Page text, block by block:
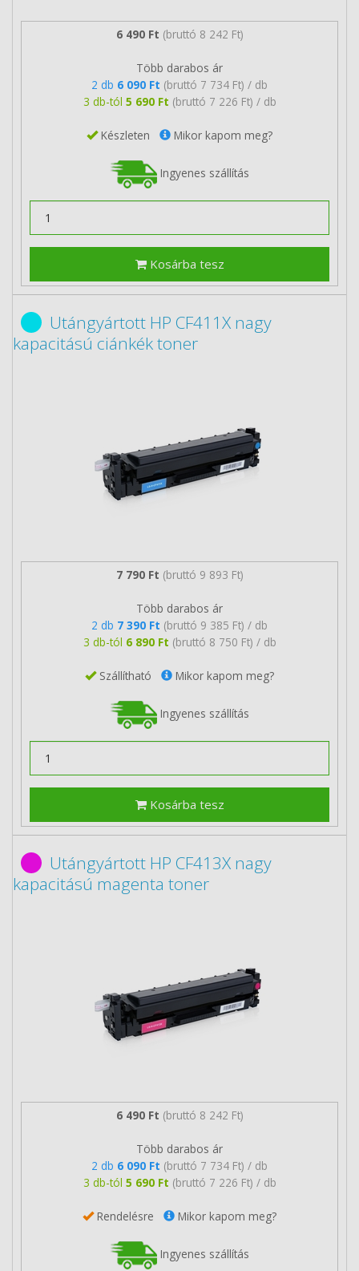
6 490 Ft (bruttó 8 242 Ft)
Több darabos ár
2 db 6 090 Ft (bruttó 7 734 Ft) / db
3 db-tól 5 690 Ft (bruttó 7 226 Ft) / db
Készleten Mikor kapom meg?
Ingyenes szállítás
Kosárba tesz
Utángyártott HP CF411X nagy
kapacitású ciánkék toner
7 790 Ft (bruttó 9 893 Ft)
Több darabos ár
2 db 7 390 Ft (bruttó 9 385 Ft) / db
3 db-tól 6 890 Ft (bruttó 8 750 Ft) / db
Szállítható Mikor kapom meg?
Ingyenes szállítás
Kosárba tesz
Utángyártott HP CF413X nagy
kapacitású magenta toner
6 490 Ft (bruttó 8 242 Ft)
Több darabos ár
2 db 6 090 Ft (bruttó 7 734 Ft) / db
3 db-tól 5 690 Ft (bruttó 7 226 Ft) / db
Rendelésre Mikor kapom meg?
Ingyenes szállítás